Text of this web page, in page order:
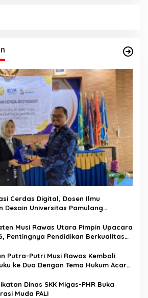
Cerdas Digital, Dosen Ilmu
Desain Universitas Pamulang
Ikhlas Jawilan
Musi Rawas Utara Pimpin Upacara
Pentingnya Pendidikan Berkualitas
Putra-Putri Musi Rawas Kembali
ke Dua Dengan Tema Hukum Acara
Dinas SKK Migas-PHR Buka
Muda PALI